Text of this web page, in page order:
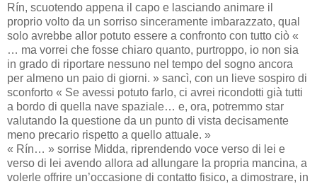
Rín, scuotendo appena il capo e lasciando animare il
proprio volto da un sorriso sinceramente imbarazzato, qual
solo avrebbe allor potuto essere a confronto con tutto ciò «
… ma vorrei che fosse chiaro quanto, purtroppo, io non sia
in grado di riportare nessuno nel tempo del sogno ancora
per almeno un paio di giorni. » sancì, con un lieve sospiro di
sconforto « Se avessi potuto farlo, ci avrei ricondotti già tutti
a bordo di quella nave spaziale… e, ora, potremmo star
valutando la questione da un punto di vista decisamente
meno precario rispetto a quello attuale. »
« Rín… » sorrise Midda, riprendendo voce verso di lei e
verso di lei avendo allora ad allungare la propria mancina, a
volerle offrire un’occasione di contatto fisico, a dimostrare, in